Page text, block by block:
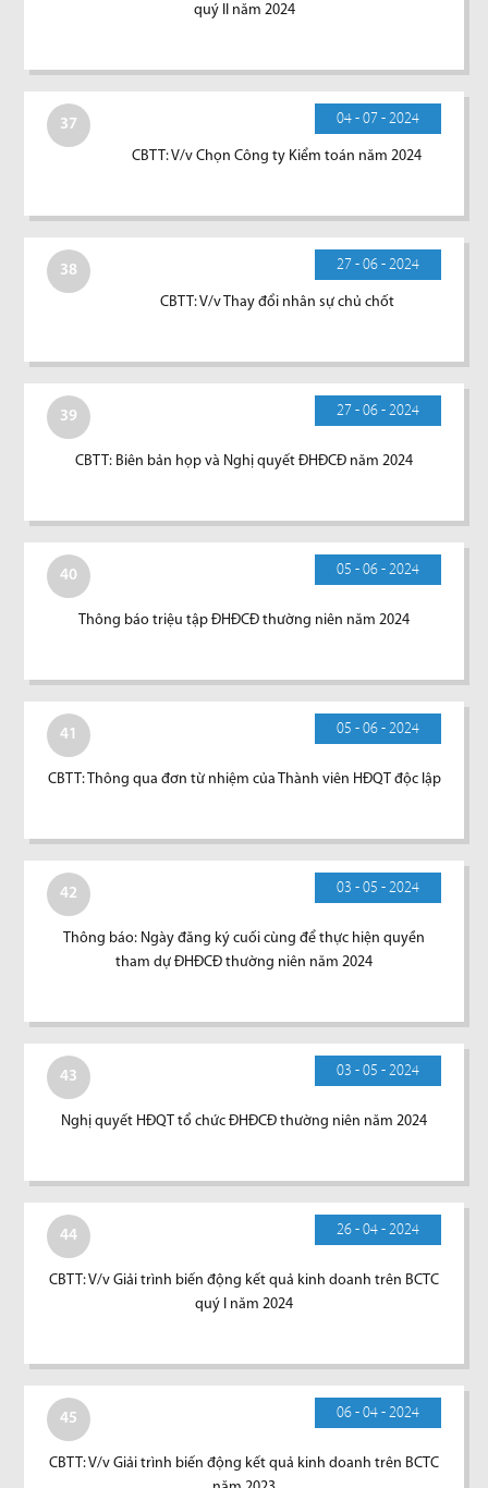
quý II năm 2024
37 04 - 07 - 2024
CBTT: V/v Chọn Công ty Kiểm toán năm 2024
38 27 - 06 - 2024
CBTT: V/v Thay đổi nhân sự chủ chốt
39 27 - 06 - 2024
CBTT: Biên bản họp và Nghị quyết ĐHĐCĐ năm 2024
40 05 - 06 - 2024
Thông báo triệu tập ĐHĐCĐ thường niên năm 2024
41 05 - 06 - 2024
CBTT: Thông qua đơn từ nhiệm của Thành viên HĐQT độc lập
42 03 - 05 - 2024
Thông báo: Ngày đăng ký cuối cùng để thực hiện quyền
tham dự ĐHĐCĐ thường niên năm 2024
43 03 - 05 - 2024
Nghị quyết HĐQT tổ chức ĐHĐCĐ thường niên năm 2024
44 26 - 04 - 2024
CBTT: V/v Giải trình biến động kết quả kinh doanh trên BCTC
quý I năm 2024
45 06 - 04 - 2024
CBTT: V/v Giải trình biến động kết quả kinh doanh trên BCTC